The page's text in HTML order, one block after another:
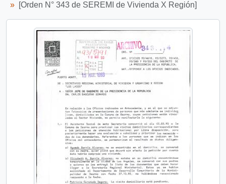
[Orden N° 343 de SEREMI de Vivienda X Región]